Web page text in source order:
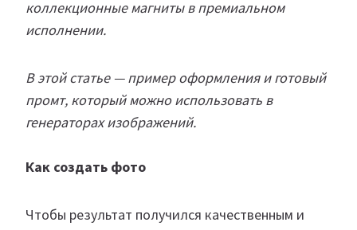
коллекционные магниты в премиальном
исполнении.
В этой статье — пример оформления и готовый
промт, который можно использовать в
генераторах изображений.
Как создать фото
Чтобы результат получился качественным и